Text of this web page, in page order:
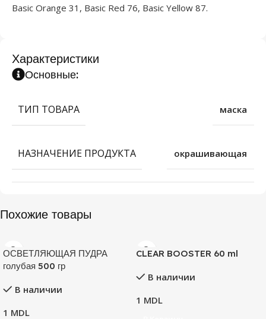
Basic Orange 31, Basic Red 76, Basic Yellow 87.
Характеристики
Основные:
ТИП ТОВАРА маска
НАЗНАЧЕНИЕ ПРОДУКТА окрашивающая
Похожие товары
ОСВЕТЛЯЮЩАЯ ПУДРА
голубая 500 гр
В наличии
1 MDL
CLEAR BOOSTER 60 ml
В наличии
1 MDL